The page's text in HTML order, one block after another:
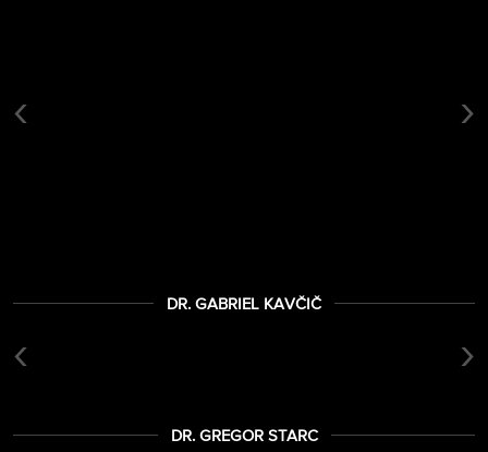
‹ ›
DR. GABRIEL KAVČIČ
‹ ›
DR. GREGOR STARC